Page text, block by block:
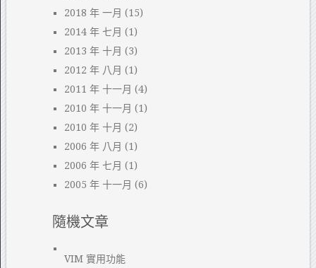
2018 年 一月 (15)
2014 年 七月 (1)
2013 年 十月 (3)
2012 年 八月 (1)
2011 年 十一月 (4)
2010 年 十一月 (1)
2010 年 十月 (2)
2006 年 八月 (1)
2006 年 七月 (1)
2005 年 十一月 (6)
隨機文章
VIM 實用功能